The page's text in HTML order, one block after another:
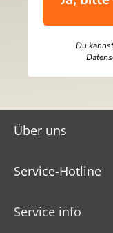
Du
Über uns
Service-Hotline
Service info